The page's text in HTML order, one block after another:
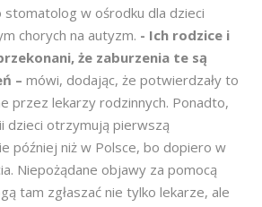
stomatolog w ośrodku dla dzieci
chorych na autyzm. - Ich rodzice i
że zaburzenia te są
– mówi, dodając, że potwierdzały to
przez lekarzy rodzinnych. Ponadto,
dzieci otrzymują pierwszą
później niż w Polsce, bo dopiero w
Niepożądane objawy za pomocą
tam zgłaszać nie tylko lekarze, ale